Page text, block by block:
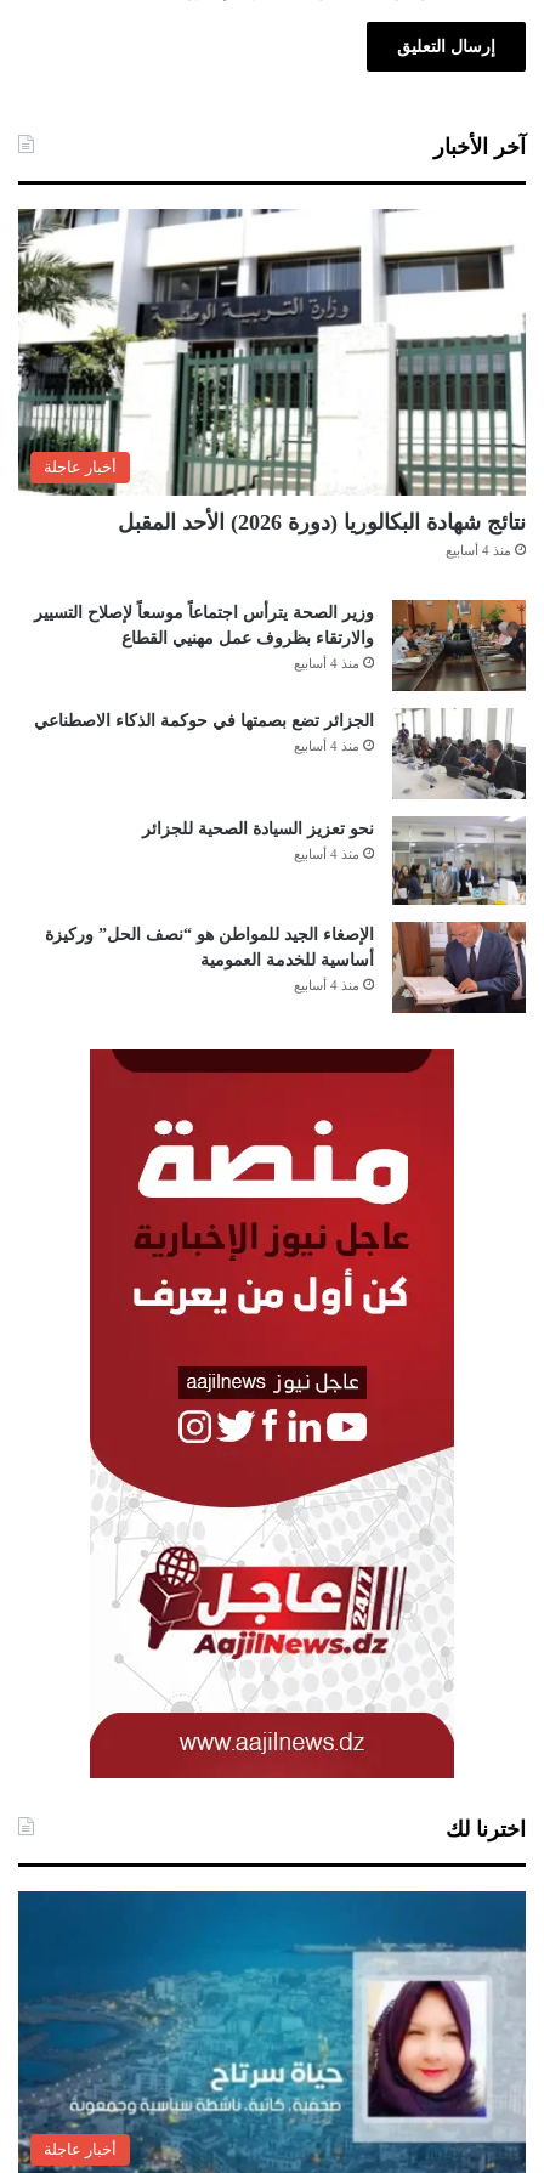
آخر الأخبار
أخبار عاجلة
نتائج شهادة البكالوريا (دورة 2026) الأحد المقبل
منذ 4 أسابيع
وزير الصحة يترأس اجتماعاً موسعاً لإصلاح التسيير
والارتقاء بظروف عمل مهنيي القطاع
منذ 4 أسابيع
الجزائر تضع بصمتها في حوكمة الذكاء الاصطناعي
منذ 4 أسابيع
نحو تعزيز السيادة الصحية للجزائر
منذ 4 أسابيع
الإصغاء الجيد للمواطن هو “نصف الحل” وركيزة
أساسية للخدمة العمومية
منذ 4 أسابيع
اخترنا لك
أخبار عاجلة